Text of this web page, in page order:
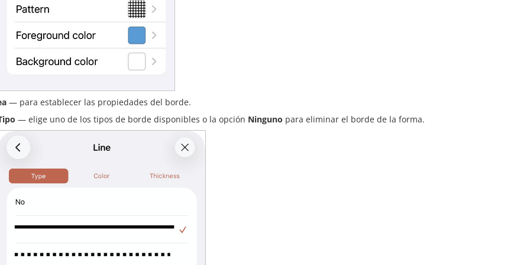
— para establecer las propiedades del borde.
— elige uno de los tipos de borde disponibles o la opción Ninguno para eliminar el borde de la forma.